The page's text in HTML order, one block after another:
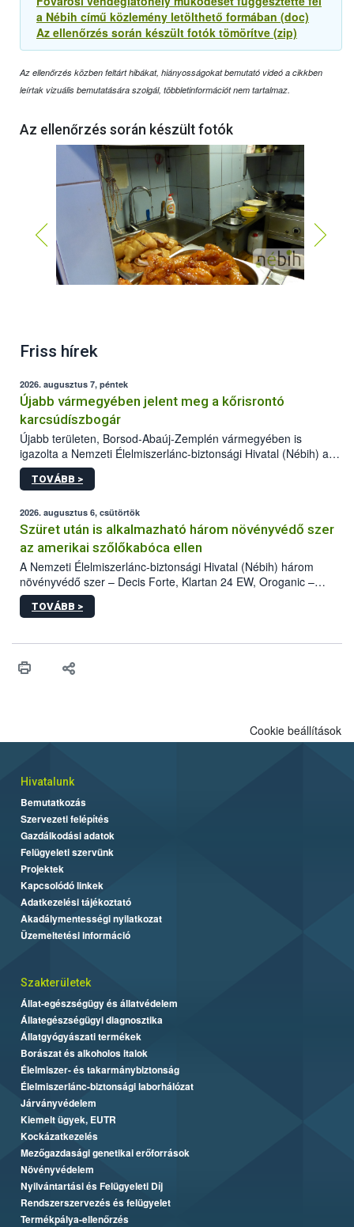
a Nébih című közlemény letölthető formában (doc)
Az ellenőrzés során készült fotók tömörítve (zip)
Az ellenőrzés közben feltárt hibákat, hiányosságokat bemutató videó a cikkben
leírtak vizuális bemutatására szolgál, többletinformációt nem tartalmaz.
Az ellenőrzés során készült fotók
Friss hírek
2026. augusztus 7, péntek
Újabb vármegyében jelent meg a kőrisrontó
karcsúdíszbogár
Újabb területen, Borsod-Abaúj-Zemplén vármegyében is
igazolta a Nemzeti Élelmiszerlánc-biztonsági Hivatal (Nébih) a
kőrisrontó karcsúdíszbogár (Agrilus planipennis) jelenlétét. A
kártevőt nem csak színcsapdában találták meg, de már fertőzött
az intenzív felderítést, emellett az intézkedéseket a szlovák
hatósággal is összehangolják a terjedés megállítása érdekében.
TOVÁBB >
2026. augusztus 6, csütörtök
Szüret után is alkalmazható három növényvédő szer
az amerikai szőlőkabóca ellen
A Nemzeti Élelmiszerlánc-biztonsági Hivatal (Nébih) három
növényvédő szer – Decis Forte, Klartan 24 EW, Oroganic –
engedélyokiratát módosította, így azok a szüretet követően,
egészen a vesszőérettség (BBCH 91) stádiumáig
érésű szőlőkben is legyen lehetőség a károsító elleni további
felhasználók számára is elérhető és ökológiai termesztésben is
TOVÁBB >
Cookie beállítások
Hivatalunk
Bemutatkozás
Szervezeti felépítés
Gazdálkodási adatok
Felügyeleti szervünk
Projektek
Kapcsolódó linkek
Adatkezelési tájékoztató
Akadálymentességi nyilatkozat
Üzemeltetési információ
Szakterületek
Állat-egészségügy és állatvédelem
Állategészségügyi diagnosztika
Állatgyógyászati termékek
Borászat és alkoholos italok
Élelmiszer- és takarmánybiztonság
Élelmiszerlánc-biztonsági laborhálózat
Járványvédelem
Kiemelt ügyek, EUTR
Kockázatkezelés
Mezőgazdasági genetikai erőforrások
Növényvédelem
Nyilvántartási és Felügyeleti Díj
Rendszerszervezés és felügyelet
Termékpálya-ellenőrzés